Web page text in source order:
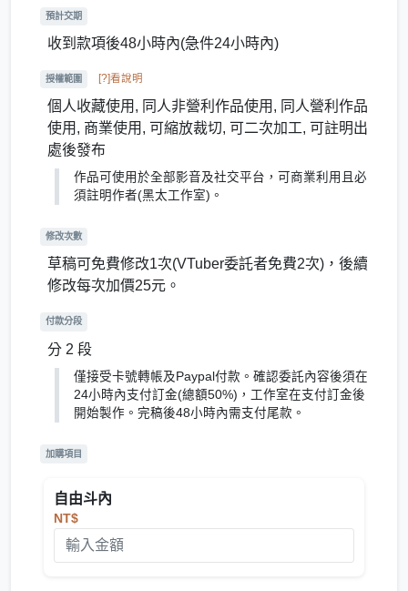
預計交期
收到款項後48小時內(急件24小時內)
授權範圍 [?]看說明
個人收藏使用, 同人非營利作品使用, 同人營利作品
使用, 商業使用, 可縮放裁切, 可二次加工, 可註明出
處後發布
作品可使用於全部影音及社交平台，可商業利用且必
須註明作者(黑太工作室)。
修改次數
草稿可免費修改1次(VTuber委託者免費2次)，後續
修改每次加價25元。
付款分段
分 2 段
僅接受卡號轉帳及Paypal付款。確認委託內容後須在
24小時內支付訂金(總額50%)，工作室在支付訂金後
開始製作。完稿後48小時內需支付尾款。
加購項目
自由斗內
NT$